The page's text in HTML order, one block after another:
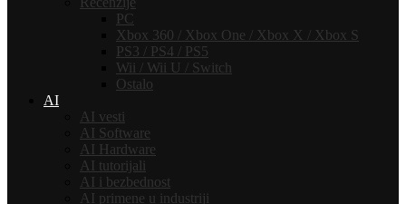
PC
Xbox 360 / Xbox One / Xbox X / Xbox S
PS3 / PS4 / PS5
Wii / Wii U / Switch
Ostalo
AI
AI vesti
AI Software
AI Hardware
AI tutorijali
AI i bezbednost
AI primene u industriji